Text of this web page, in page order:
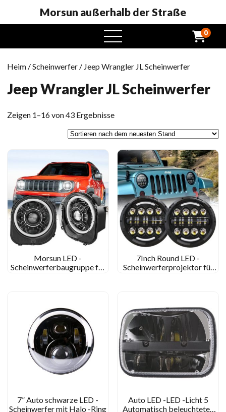
Morsun außerhalb der Straße
Öffnen
Sie
Menü
0
Heim /Scheinwerfer / Jeep Wrangler JL Scheinwerfer
Jeep Wrangler JL Scheinwerfer
Zeigen 1–16 von 43 ErgebnisseSortiert
neuesten
Morsun LED -
Scheinwerferbaugruppe für
7Inch Round LED -
Scheinwerferprojektor für
7” Auto schwarze LED -
Scheinwerfer mit Halo -Ring
Auto LED -LED -Licht 5
Automatisch beleuchtetes